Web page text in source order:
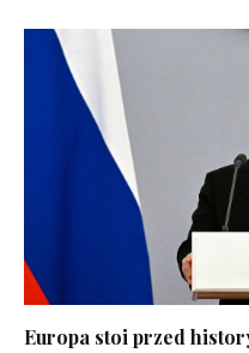
Europa stoi przed